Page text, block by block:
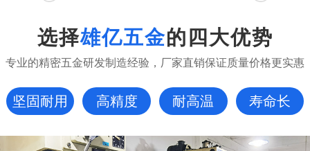
选择雄亿五金的四大优势
专业的精密五金研发制造经验，厂家直销保证质量价格更实惠
坚固耐用 高精度 耐高温 寿命长